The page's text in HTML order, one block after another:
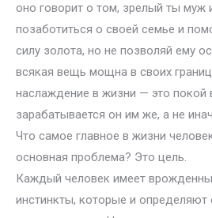
оно говорит о том, зрелый ты муж
позаботиться о своей семье и
силу золота, но не позволяй ему
всякая вещь мощна в своих
наслаждение в жизни — это покой
зарабатывается он им же, а не
Что самое главное в жизни
основная проблема? Это цель.
Каждый человек имеет
инстинкты, которые и определяют